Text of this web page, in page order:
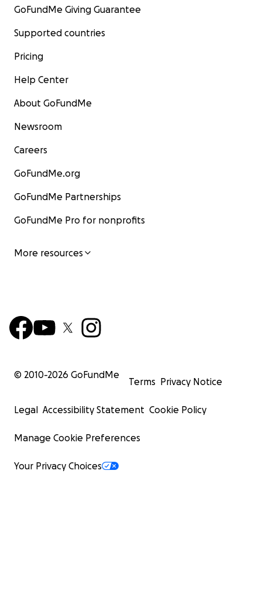
GoFundMe Giving Guarantee
Supported countries
Pricing
Help Center
About GoFundMe
Newsroom
Careers
GoFundMe.org
GoFundMe Partnerships
GoFundMe Pro for nonprofits
More resources
© 2010-2026 GoFundMe
Terms Privacy Notice
Legal Accessibility Statement Cookie Policy
Manage Cookie Preferences
Your Privacy Choices